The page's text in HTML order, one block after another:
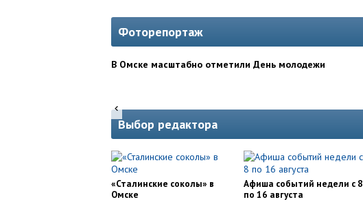
Фоторепортаж
В Омске масштабно отметили День молодежи
Выбор редактора
«Сталинские соколы» в
Омске
Афиша событий недели с 8
по 16 августа